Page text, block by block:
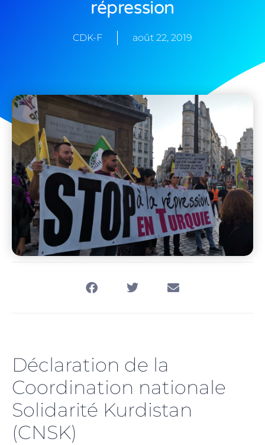
répression
CDK-F août 22, 2019
Déclaration de la
Coordination nationale
Solidarité Kurdistan
(CNSK)